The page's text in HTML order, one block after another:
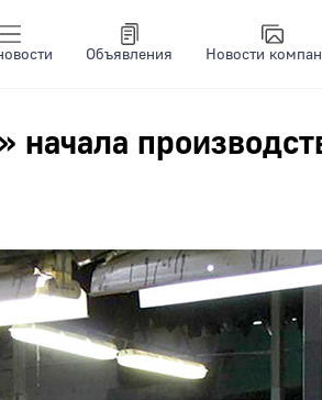
Объявления Новости
начала